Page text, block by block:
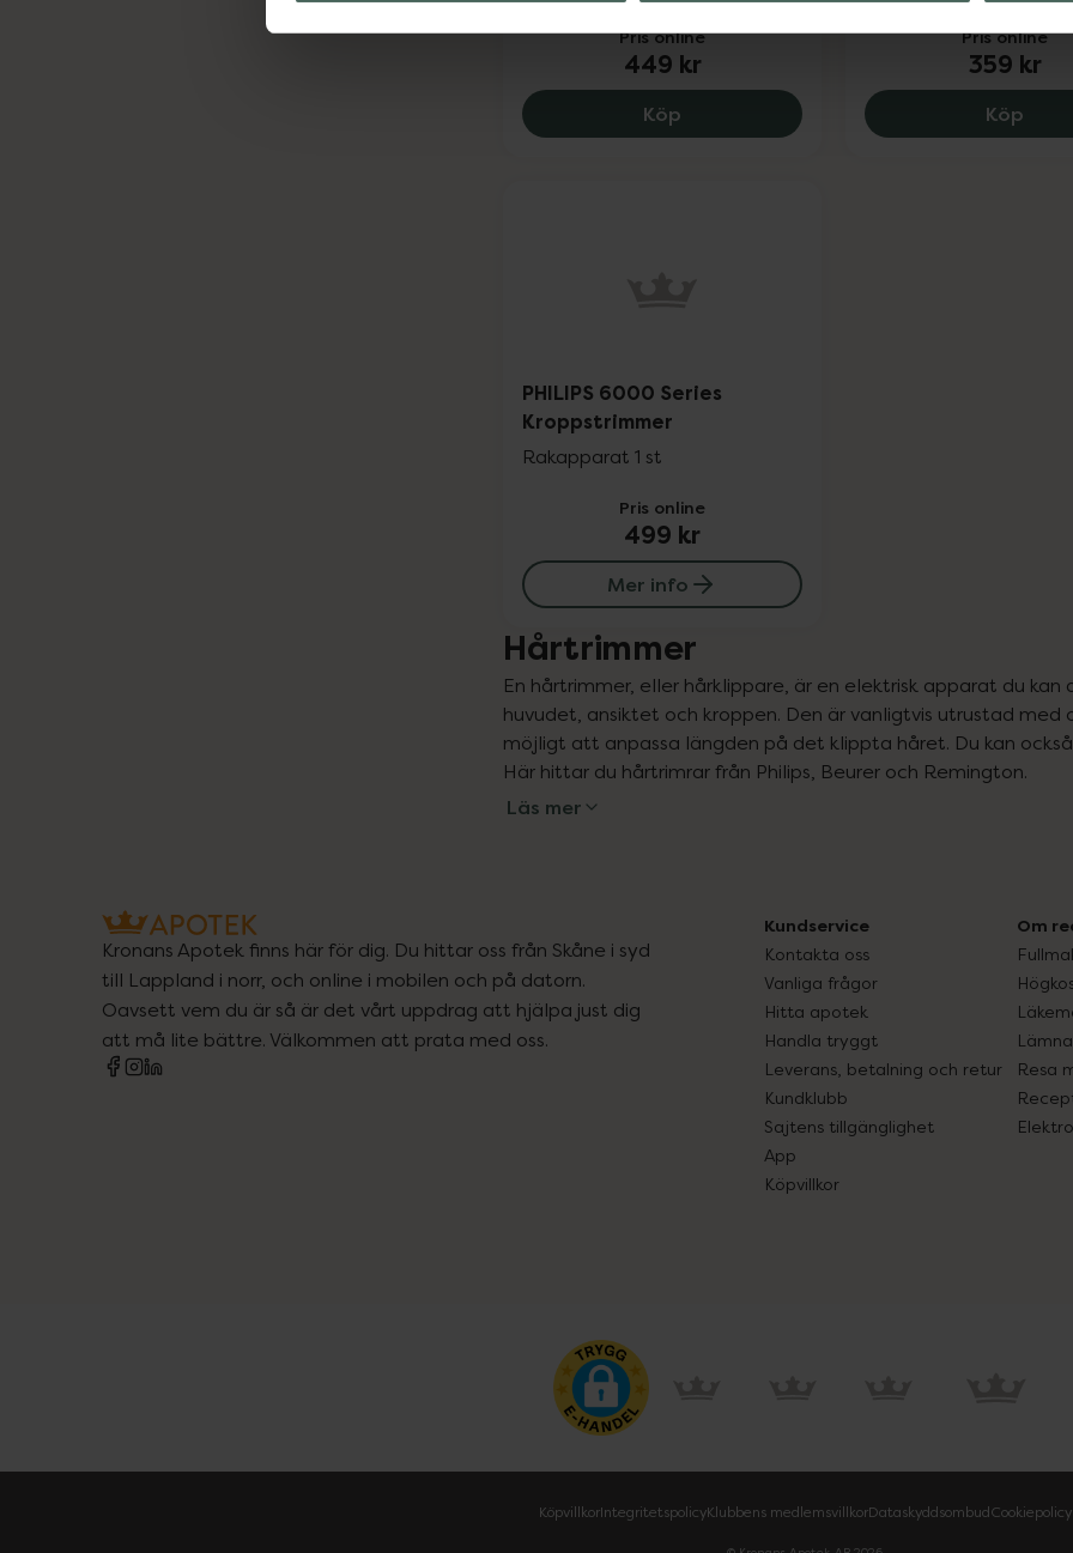
Pris online
449 kr
Köp OBH Nordica Attraxion Classic, 449 kr.
Pris online
359 kr
Köp
PHILIPS 6000 Series
Kroppstrimmer
Rakapparat 1 st
Pris online
499 kr
Mer info
Hårtrimmer
En hårtrimmer, eller hårklippare, är en elektrisk apparat du
huvudet, ansiktet och kroppen. Den är vanligtvis utrustad
möjligt att anpassa längden på det klippta håret. Du kan
Här hittar du hårtrimrar från Philips, Beurer och Remington.
Läs mer
Kronans Apotek finns här för dig. Du hittar oss från Skåne i syd
till Lappland i norr, och online i mobilen och på datorn.
Oavsett vem du är så är det vårt uppdrag att hjälpa just dig
att må lite bättre. Välkommen att prata med oss.
Kundservice
Kontakta oss
Vanliga frågor
Hitta apotek
Handla tryggt
Leverans, betalning och retur
Kundklubb
Sajtens tillgänglighet
App
Köpvillkor
Om
Resa
KöpvillkorIntegritetspolicyKlubbens medlemsvillkorDataskyddsombudCookiepolicy